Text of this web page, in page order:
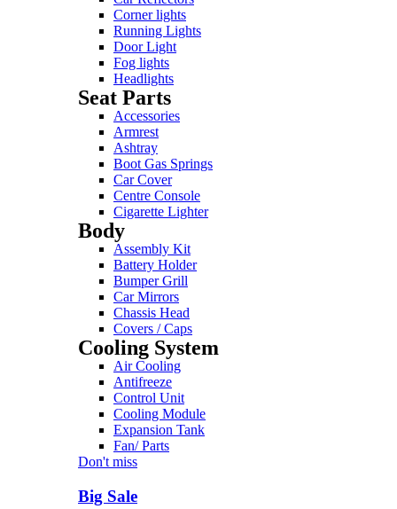
Corner lights
Running Lights
Door Light
Fog lights
Headlights
Seat Parts
Accessories
Armrest
Ashtray
Boot Gas Springs
Car Cover
Centre Console
Cigarette Lighter
Body
Assembly Kit
Battery Holder
Bumper Grill
Car Mirrors
Chassis Head
Covers / Caps
Cooling System
Air Cooling
Antifreeze
Control Unit
Cooling Module
Expansion Tank
Fan/ Parts
Don't miss
Big Sale